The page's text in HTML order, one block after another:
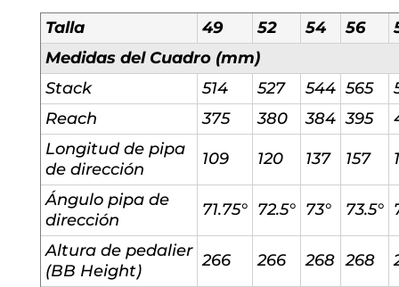
Talla
49 52 54 56
Medidas del Cuadro (mm)
Stack
514 527 544 565
Reach
375 380 384 395
Longitud de pipa
de dirección
109 120 137 157
Ángulo pipa de
dirección
71.75° 72.5° 73° 73.5°
Altura de pedalier
(BB Height)
266 266 268 268